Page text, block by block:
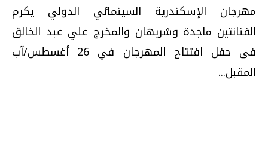
مهرجان الإسكندرية السينمائي الدولي يكرم
الفنانتين ماجدة وشريهان والمخرج علي عبد الخالق
فى حفل افتتاح المهرجان في 26 أغسطس/آب
المقبل...